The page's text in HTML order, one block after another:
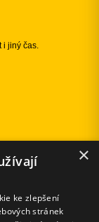
i jiný čas.
×
ke zlepšení
stránek